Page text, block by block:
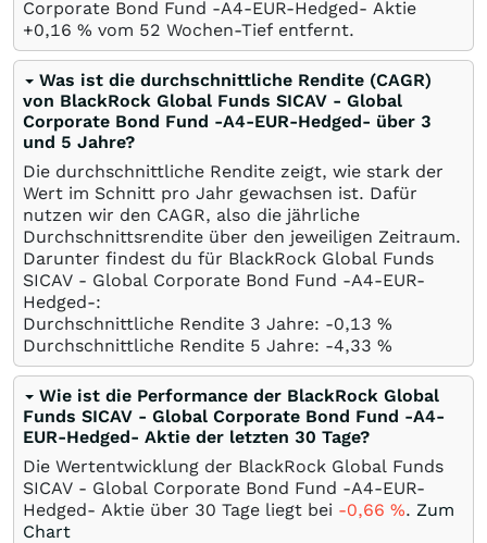
Corporate Bond Fund -A4-EUR-Hedged- Aktie
+0,16 % vom 52 Wochen-Tief entfernt.
Was ist die durchschnittliche Rendite (CAGR)
von BlackRock Global Funds SICAV - Global
Corporate Bond Fund -A4-EUR-Hedged- über 3
und 5 Jahre?
Die durchschnittliche Rendite zeigt, wie stark der
Wert im Schnitt pro Jahr gewachsen ist. Dafür
nutzen wir den CAGR, also die jährliche
Durchschnittsrendite über den jeweiligen Zeitraum.
Darunter findest du für BlackRock Global Funds
SICAV - Global Corporate Bond Fund -A4-EUR-
Hedged-:
Durchschnittliche Rendite 3 Jahre: -0,13 %
Durchschnittliche Rendite 5 Jahre: -4,33 %
Wie ist die Performance der BlackRock Global
Funds SICAV - Global Corporate Bond Fund -A4-
EUR-Hedged- Aktie der letzten 30 Tage?
Die Wertentwicklung der BlackRock Global Funds
SICAV - Global Corporate Bond Fund -A4-EUR-
Hedged- Aktie über 30 Tage liegt bei -0,66 %. Zum
Chart